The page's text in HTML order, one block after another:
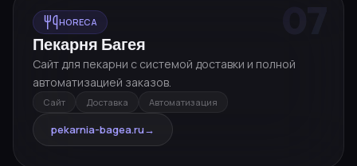
HORECA
Пекарня Багея
Сайт для пекарни с системой доставки и полной
автоматизацией заказов.
Сайт Доставка Автоматизация
pekarnia-bagea.ru→